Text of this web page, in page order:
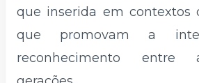
que inserida em contextos
que promovam a
reconhecimento entre